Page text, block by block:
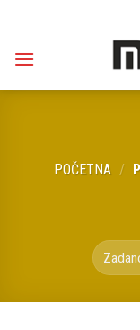
content
POČETNA /